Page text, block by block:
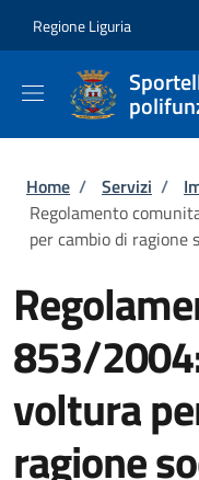
Regione Liguria
Briciole di
Home / Servizi /
Regolamento
per cambio di ragione
853/
voltura
ragione